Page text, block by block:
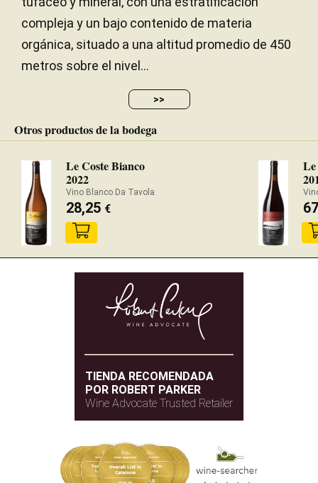
compleja y un bajo contenido de materia
orgánica, situado a una altitud promedio de 450
metros sobre el nivel...
>>
Otros productos de la bodega
Le Coste Bianco
2022
Vino Blanco Da Tavola
28,25 €
Le
TIENDA RECOMENDADA
POR ROBERT PARKER
Wine Advocate Trusted Retailer